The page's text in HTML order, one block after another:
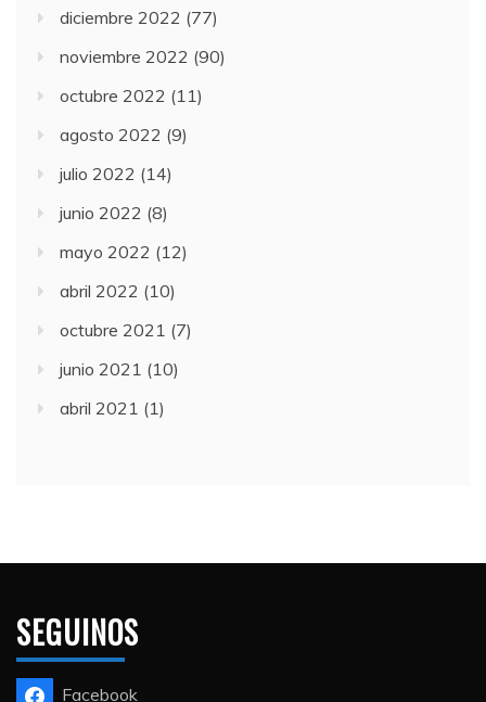
diciembre 2022 (77)
noviembre 2022 (90)
octubre 2022 (11)
agosto 2022 (9)
julio 2022 (14)
junio 2022 (8)
mayo 2022 (12)
abril 2022 (10)
octubre 2021 (7)
junio 2021 (10)
abril 2021 (1)
SEGUINOS
Facebook